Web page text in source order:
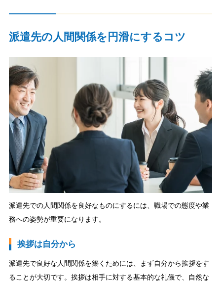
派遣先の人間関係を円滑にするコツ
派遣先での人間関係を良好なものにするには、職場での態度や業
務への姿勢が重要になります。
挨拶は自分から
派遣先で良好な人間関係を築くためには、まず自分から挨拶をす
ることが大切です。挨拶は相手に対する基本的な礼儀で、自然な